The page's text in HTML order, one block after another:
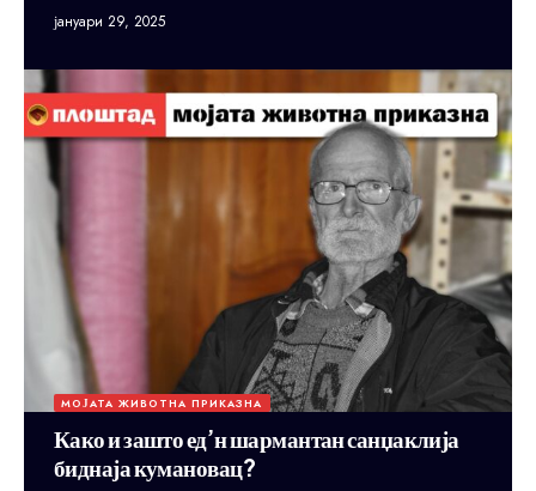
јануари 29, 2025
МОЈАТА ЖИВОТНА ПРИКАЗНА
Како и зашто ед’н шармантан санџаклија
биднаја кумановац?